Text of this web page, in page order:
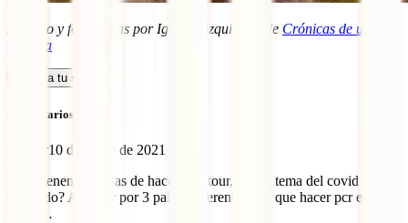
Artículo y fotografías por Ignacio Izquierdo, de Crónicas de una
cámara
Calcula tu seguro
Comentarios (6)
Maider10 de mayo de 2021
Hola, tenemos ganas de hacer este tour, con el tema del covid como
está todo? Al pasar por 3 países diferentes hay que hacer pcr en
todos…